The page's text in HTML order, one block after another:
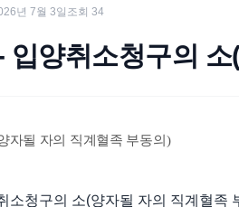
년 7월 3일 조회 34
입양취소청구의
자될 자의 직계혈족 부동의)